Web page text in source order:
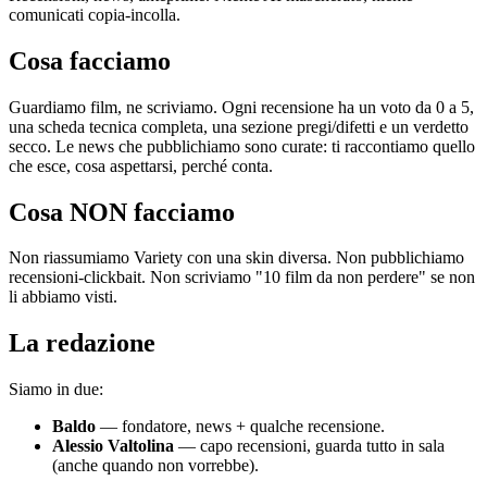
comunicati copia-incolla.
Cosa facciamo
Guardiamo film, ne scriviamo. Ogni recensione ha un voto da 0 a 5,
una scheda tecnica completa, una sezione pregi/difetti e un verdetto
secco. Le news che pubblichiamo sono curate: ti raccontiamo quello
che esce, cosa aspettarsi, perché conta.
Cosa NON facciamo
Non riassumiamo Variety con una skin diversa. Non pubblichiamo
recensioni-clickbait. Non scriviamo "10 film da non perdere" se non
li abbiamo visti.
La redazione
Siamo in due:
Baldo — fondatore, news + qualche recensione.
Alessio Valtolina — capo recensioni, guarda tutto in sala
(anche quando non vorrebbe).